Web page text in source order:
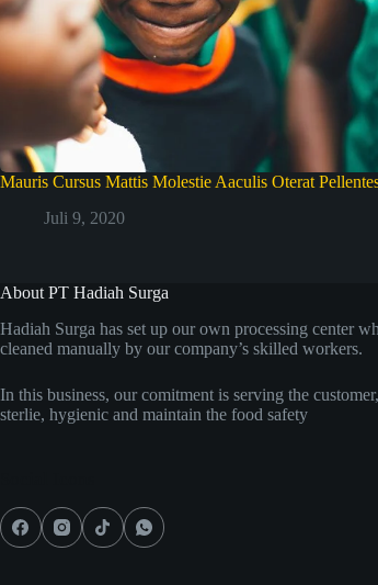
Mauris Cursus Mattis Molestie Aaculis Oterat
Juli 9, 2020
About PT Hadiah Surga
Hadiah Surga has set up our own processing center
cleaned manually by our company’s skilled workers.
In this business, our comitment is serving the
sterlie, hygienic and maintain the food safety